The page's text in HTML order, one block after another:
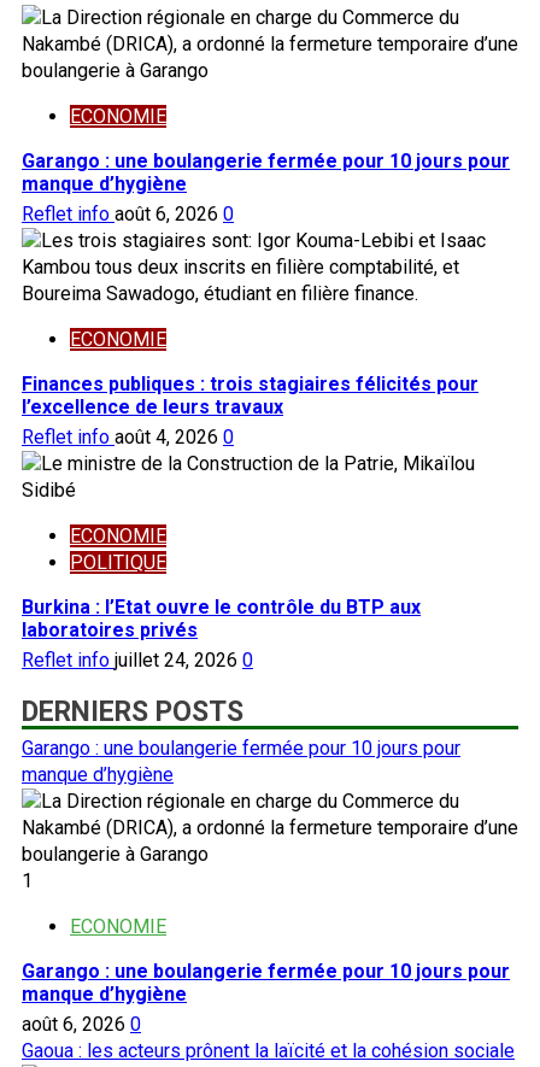
ECONOMIE
Garango : une boulangerie fermée pour 10 jours pour
manque d’hygiène
Reflet info août 6, 2026 0
ECONOMIE
Finances publiques : trois stagiaires félicités pour
l’excellence de leurs travaux
Reflet info août 4, 2026 0
ECONOMIE
POLITIQUE
Burkina : l’Etat ouvre le contrôle du BTP aux
laboratoires privés
Reflet info juillet 24, 2026 0
DERNIERS POSTS
Garango : une boulangerie fermée pour 10 jours pour
manque d’hygiène
1
ECONOMIE
Garango : une boulangerie fermée pour 10 jours pour
manque d’hygiène
août 6, 2026 0
Gaoua : les acteurs prônent la laïcité et la cohésion sociale